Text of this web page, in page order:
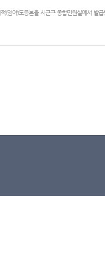
(임야)도등본을 시군구 종합민원실에서 발급